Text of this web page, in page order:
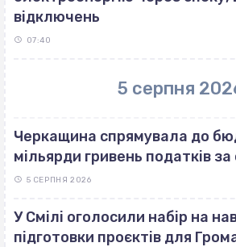
відключень
07:40
5 серпня
Черкащина спрямувала до
мільярди гривень податків за
5 СЕРПНЯ 2026
У Смілі оголосили набір на
підготовки проєктів для